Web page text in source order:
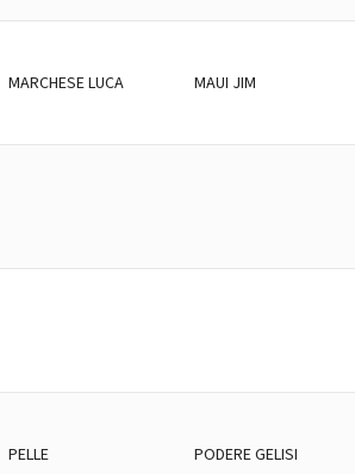
MARCHESE LUCA MAUI JIM
PELLE PODERE GELISI